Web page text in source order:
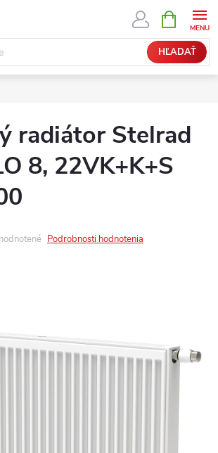
HĽADAŤ
KOŠÍK
radiátor Stelrad
8, 22VK+K+S
Podrobnosti hodnotenia